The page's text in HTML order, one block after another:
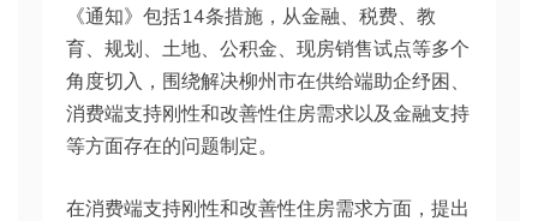
《通知》包括14条措施，从金融、税费、教
育、规划、土地、公积金、现房销售试点等多个
角度切入，围绕解决柳州市在供给端助企纾困、
消费端支持刚性和改善性住房需求以及金融支持
等方面存在的问题制定。
在消费端支持刚性和改善性住房需求方面，提出